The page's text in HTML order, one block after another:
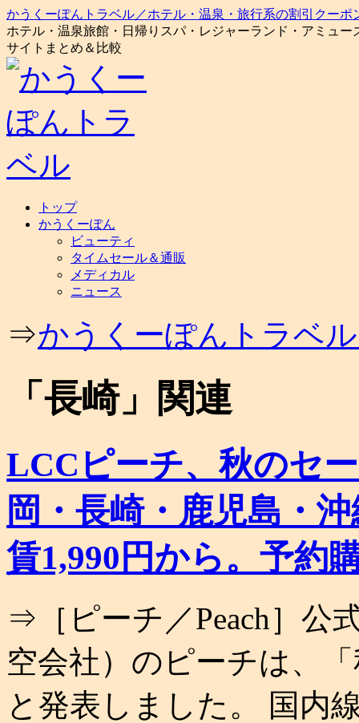
かうくーぽんトラベル／ホテル・温泉・旅行系の割引クー
ホテル・温泉旅館・日帰りスパ・レジャーランド・アミュ
サイトまとめ＆比較
ッ
トップ
かうくーぽん
ビューティ
タイムセール＆通販
メディカル
ニュース
⇒かうくーぽんトラベ
「 長崎」関連
LCCピーチ、秋のセ
岡・長崎・鹿児島・
賃1,990円から。予約
⇒［ピーチ／Peach］公
空会社）のピーチは、
と発表しました。 国内